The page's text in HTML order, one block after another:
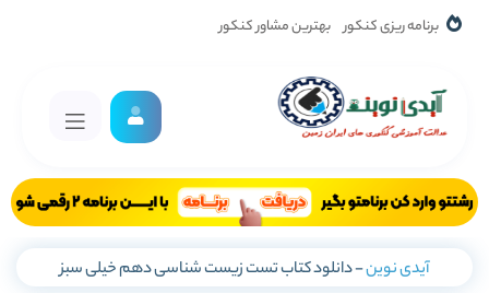
برنامه ریزی کنکور بهترین مشاور کنکور
آیدی نوین-دانلود کتاب تست زیست شناسی دهم خیلی سبز